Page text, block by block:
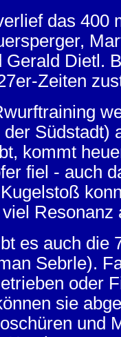
das 400
Dietl.
Zeiten
Südstadt)
kommt
fiel - auch
Resonanz
es auch die
Sebrle).
oder
sie
und